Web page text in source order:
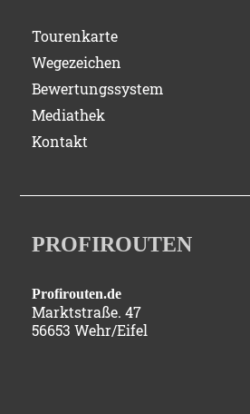
Tourenkarte
Wegezeichen
Bewertungssystem
Mediathek
Kontakt
PROFIROUTEN
Profirouten.de
Marktstraße. 47
56653 Wehr/Eifel